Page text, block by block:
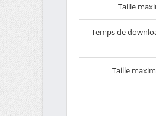
Taille
Temps de
Taille